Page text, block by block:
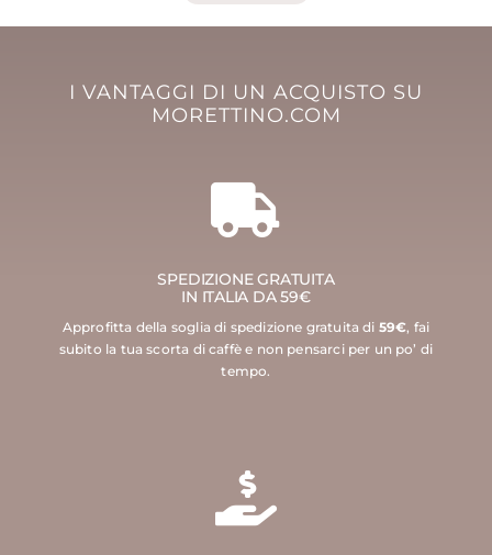
I VANTAGGI DI UN ACQUISTO SU
MORETTINO.COM
SPEDIZIONE GRATUITA
IN ITALIA DA 59€
Approfitta della soglia di spedizione gratuita di 59€, fai
subito la tua scorta di caffè e non pensarci per un po’ di
tempo.